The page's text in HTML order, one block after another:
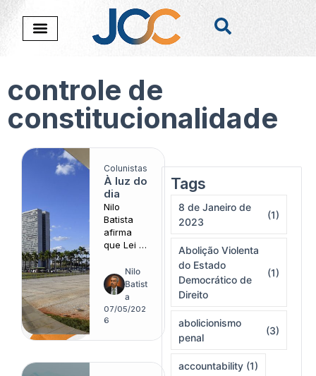
controle de
constitucionalidade
Nada foi encontado
Colunistas
À luz do
dia
Nilo
Batista
afirma
que Lei nº
amplia a
repressão
e fragiliza
limites
constituci
Nilo
Batist
a
07/05/202
6
Tags
8 de Janeiro de
2023
(1)
Abolição Violenta
do Estado
Democrático de
Direito
(1)
abolicionismo
penal
(3)
accountability (1)